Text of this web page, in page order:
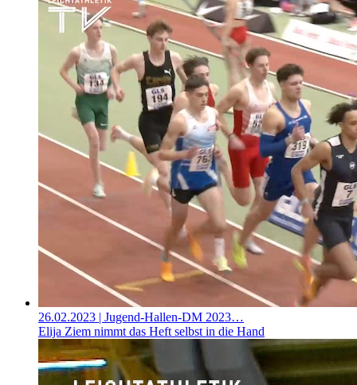
26.02.2023 | Jugend-Hallen-DM 2023…
Elija Ziem nimmt das Heft selbst in die Hand